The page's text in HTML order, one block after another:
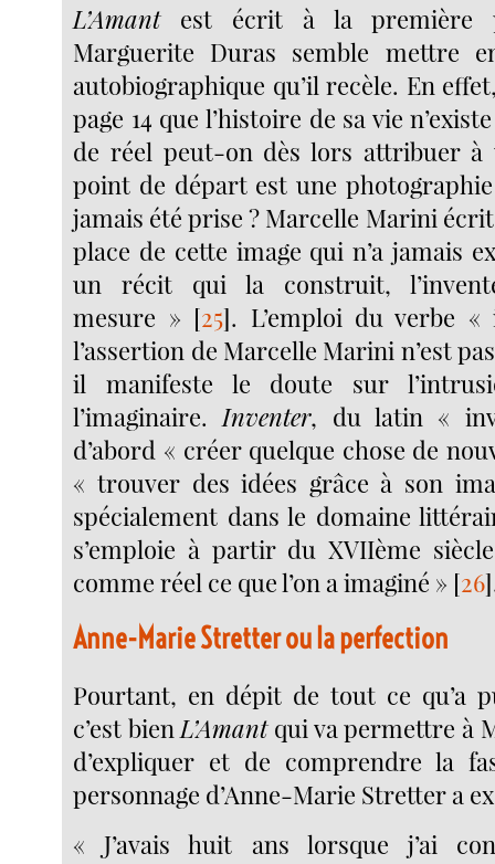
L’Amantest écrit à la première
Marguerite Duras semble mettre
autobiographique qu’il recèle. En
page 14 que l’histoire de sa vie
de réel peut-on dès lors attribuer
point de départ est une photographie
jamais été prise ? Marcelle Marini écrit
place de cette image qui n’a jamais
un récit qui la construit,
mesure » [25]. L’emploi du verbe
l’assertion de Marcelle Marini n’est
il manifeste le doute sur
l’imaginaire. Inventer, du latin «
d’abord « créer quelque chose de
« trouver des idées grâce à son
spécialement dans le domaine
s’emploie à partir du XVIIème
comme réel ce que l’on a imaginé » [26]
Anne-Marie Stretter ou la perfection
Pourtant, en dépit de tout ce qu’a
c’est bien L’Amantqui va permettre à
d’expliquer et de comprendre la
personnage d’Anne-Marie Stretter a
« J’avais huit ans lorsque j’ai